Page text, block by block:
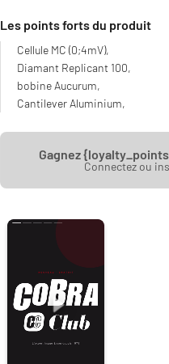
Les points forts du produit
Cellule MC (0;4mV),
Diamant Replicant 100,
bobine Aucurum,
Cantilever Aluminium,
Gagnez
Connectez ou